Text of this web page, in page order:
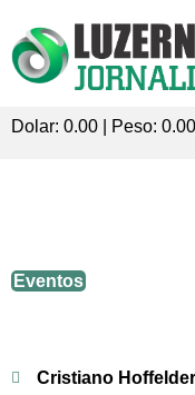
Dolar: 0.00 | Peso: 0.00
Eventos
Cristiano Hoffelder